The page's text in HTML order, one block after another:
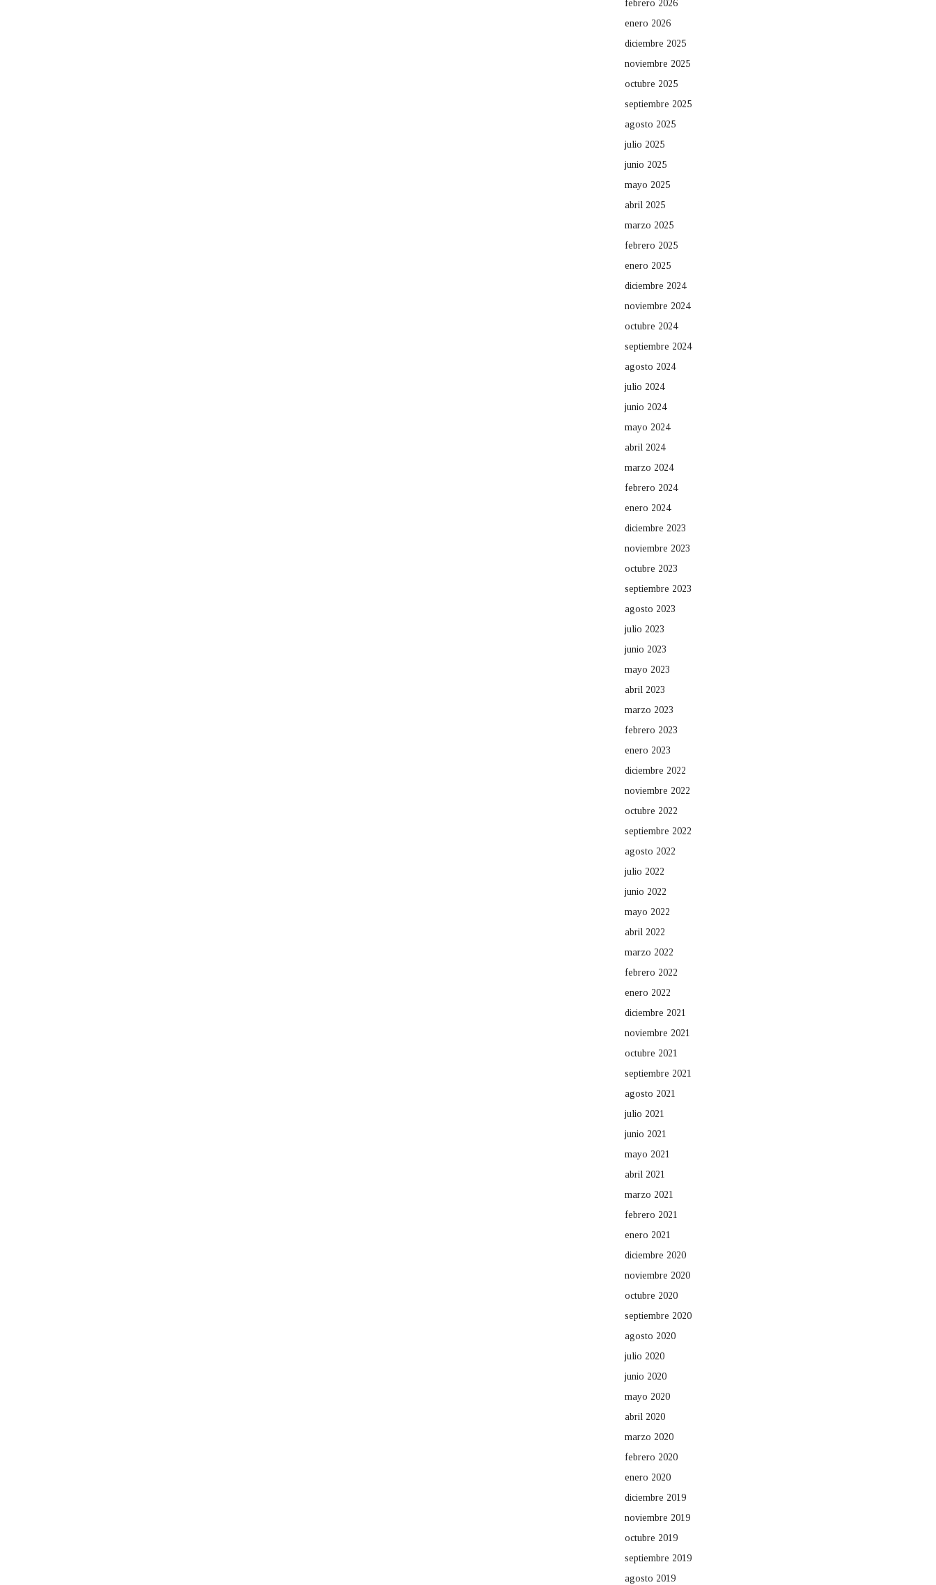
febrero 2026
enero 2026
diciembre 2025
noviembre 2025
octubre 2025
septiembre 2025
agosto 2025
julio 2025
junio 2025
mayo 2025
abril 2025
marzo 2025
febrero 2025
enero 2025
diciembre 2024
noviembre 2024
octubre 2024
septiembre 2024
agosto 2024
julio 2024
junio 2024
mayo 2024
abril 2024
marzo 2024
febrero 2024
enero 2024
diciembre 2023
noviembre 2023
octubre 2023
septiembre 2023
agosto 2023
julio 2023
junio 2023
mayo 2023
abril 2023
marzo 2023
febrero 2023
enero 2023
diciembre 2022
noviembre 2022
octubre 2022
septiembre 2022
agosto 2022
julio 2022
junio 2022
mayo 2022
abril 2022
marzo 2022
febrero 2022
enero 2022
diciembre 2021
noviembre 2021
octubre 2021
septiembre 2021
agosto 2021
julio 2021
junio 2021
mayo 2021
abril 2021
marzo 2021
febrero 2021
enero 2021
diciembre 2020
noviembre 2020
octubre 2020
septiembre 2020
agosto 2020
julio 2020
junio 2020
mayo 2020
abril 2020
marzo 2020
febrero 2020
enero 2020
diciembre 2019
noviembre 2019
octubre 2019
septiembre 2019
agosto 2019